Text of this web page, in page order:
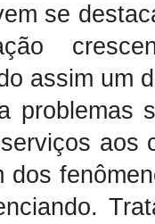
se
assim um
problemas
aos
dos